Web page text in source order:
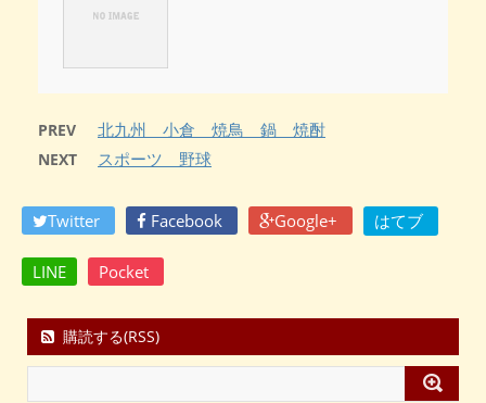
PREV 北九州 小倉 焼鳥 鍋 焼酎
NEXT スポーツ 野球
Twitter Facebook Google+ はてブ
LINE Pocket
購読する(RSS)